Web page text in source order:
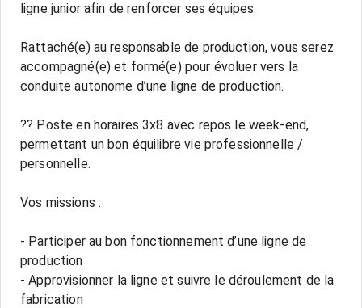
ligne junior afin de renforcer ses équipes.
Rattaché(e) au responsable de production, vous serez
accompagné(e) et formé(e) pour évoluer vers la
conduite autonome d’une ligne de production.
?? Poste en horaires 3x8 avec repos le week-end,
permettant un bon équilibre vie professionnelle /
personnelle.
Vos missions :
- Participer au bon fonctionnement d’une ligne de
production
- Approvisionner la ligne et suivre le déroulement de la
fabrication